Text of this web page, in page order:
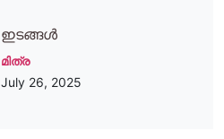
ഇടങ്ങള്‍
മിത്ര
July 26, 2025